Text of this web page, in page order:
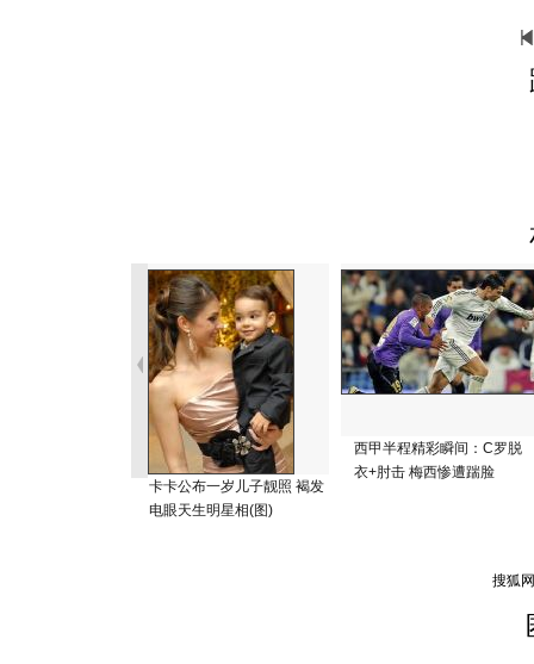
卡卡公布一岁儿子靓照 褐发
电眼天生明星相(图)
西甲半程精彩瞬间：C罗脱
衣+肘击 梅西惨遭踹脸